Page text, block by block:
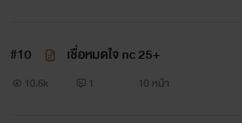
#10 เชื่อหมดใจ nc 25+
10.6k 1 10 หน้า